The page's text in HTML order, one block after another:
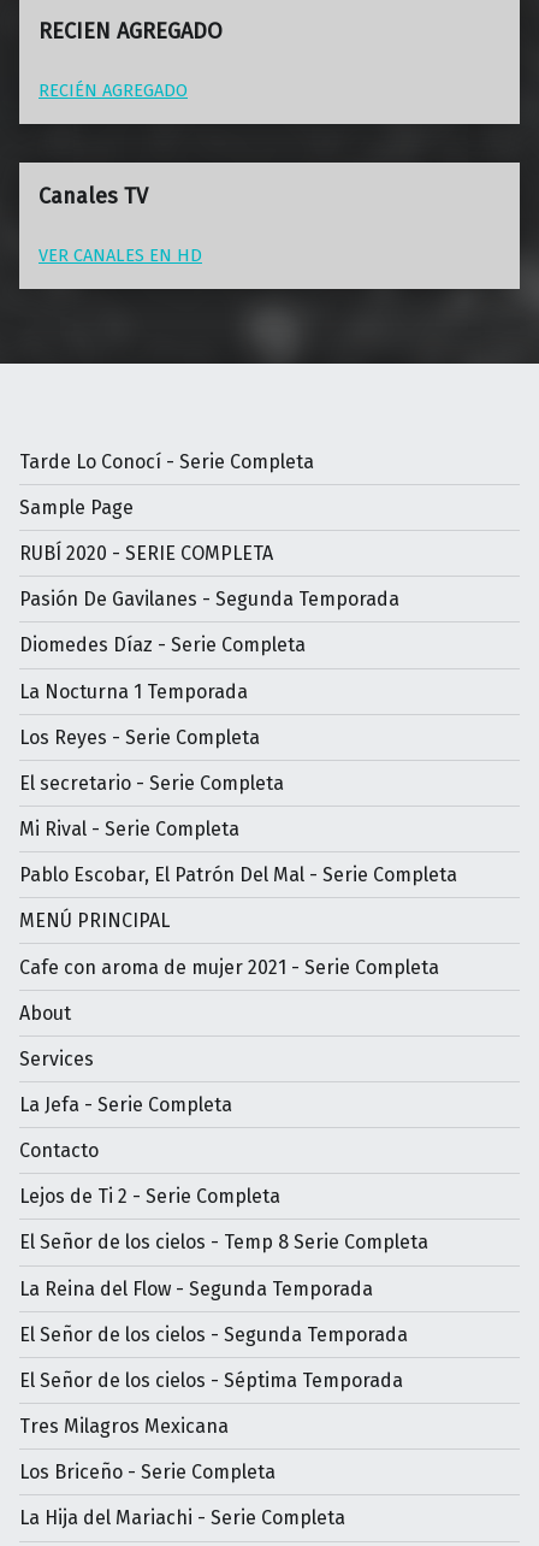
RECIEN AGREGADO
RECIÉN AGREGADO
Canales TV
VER CANALES EN HD
Tarde Lo Conocí - Serie Completa
Sample Page
RUBÍ 2020 - SERIE COMPLETA
Pasión De Gavilanes - Segunda Temporada
Diomedes Díaz - Serie Completa
La Nocturna 1 Temporada
Los Reyes - Serie Completa
El secretario - Serie Completa
Mi Rival - Serie Completa
Pablo Escobar, El Patrón Del Mal - Serie Completa
MENÚ PRINCIPAL
Cafe con aroma de mujer 2021 - Serie Completa
About
Services
La Jefa - Serie Completa
Contacto
Lejos de Ti 2 - Serie Completa
El Señor de los cielos - Temp 8 Serie Completa
La Reina del Flow - Segunda Temporada
El Señor de los cielos - Segunda Temporada
El Señor de los cielos - Séptima Temporada
Tres Milagros Mexicana
Los Briceño - Serie Completa
La Hija del Mariachi - Serie Completa